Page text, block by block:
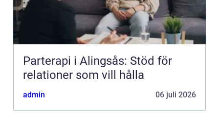
Parterapi i Alingsås: Stöd för
relationer som vill hålla
admin 06 juli 2026